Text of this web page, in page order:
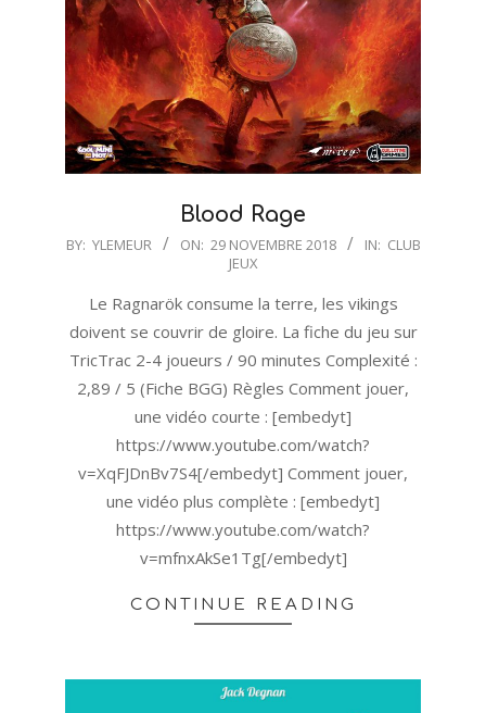
Blood Rage
2018-
BY: YLEMEUR ON: 29 NOVEMBRE 2018 IN: CLUB
JEUX
Le Ragnarök consume la terre, les vikings
doivent se couvrir de gloire. La fiche du jeu sur
TricTrac 2-4 joueurs / 90 minutes Complexité :
2,89 / 5 (Fiche BGG) Règles Comment jouer,
une vidéo courte : [embedyt]
https://www.youtube.com/watch?
v=XqFJDnBv7S4[/embedyt] Comment jouer,
une vidéo plus complète : [embedyt]
https://www.youtube.com/watch?
v=mfnxAkSe1Tg[/embedyt]
CONTINUE READING